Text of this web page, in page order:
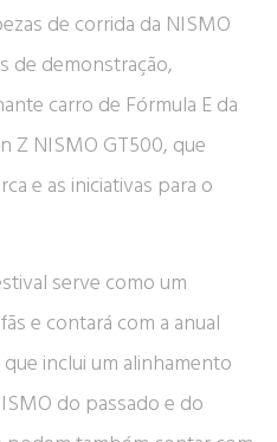
de corrida da NISMO
de demonstração,
carro de Fórmula E da
Z NISMO GT500, que
e as iniciativas para o
serve como um
e contará com a anual
que inclui um alinhamento
do passado e do